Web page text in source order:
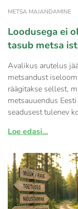
METSA MAJANDAMINE
Loodusega ei
tasub metsa
Avalikus arutelus
metsandust
räägitakse sellest,
metsauuendus
seadusest tulenev
Loe edasi...